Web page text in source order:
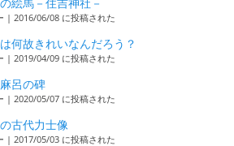
絵馬－住吉神社－
| 2016/06/08 に投稿された
何故きれいなんだろう？
| 2019/04/09 に投稿された
呂の碑
| 2020/05/07 に投稿された
古代力士像
| 2017/05/03 に投稿された